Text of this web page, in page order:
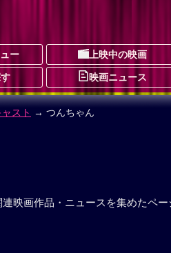
ー 上映中の映画
映画ニュース
スト → つんちゃん
映画作品・ニュースを集めたペ